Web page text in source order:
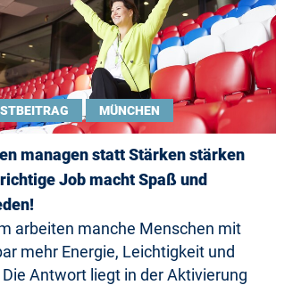
MÜNCHEN
managen statt Stärken stärken
Job macht Spaß und
arbeiten manche Menschen mit
mehr Energie, Leichtigkeit und
Die Antwort liegt in der Aktivierung